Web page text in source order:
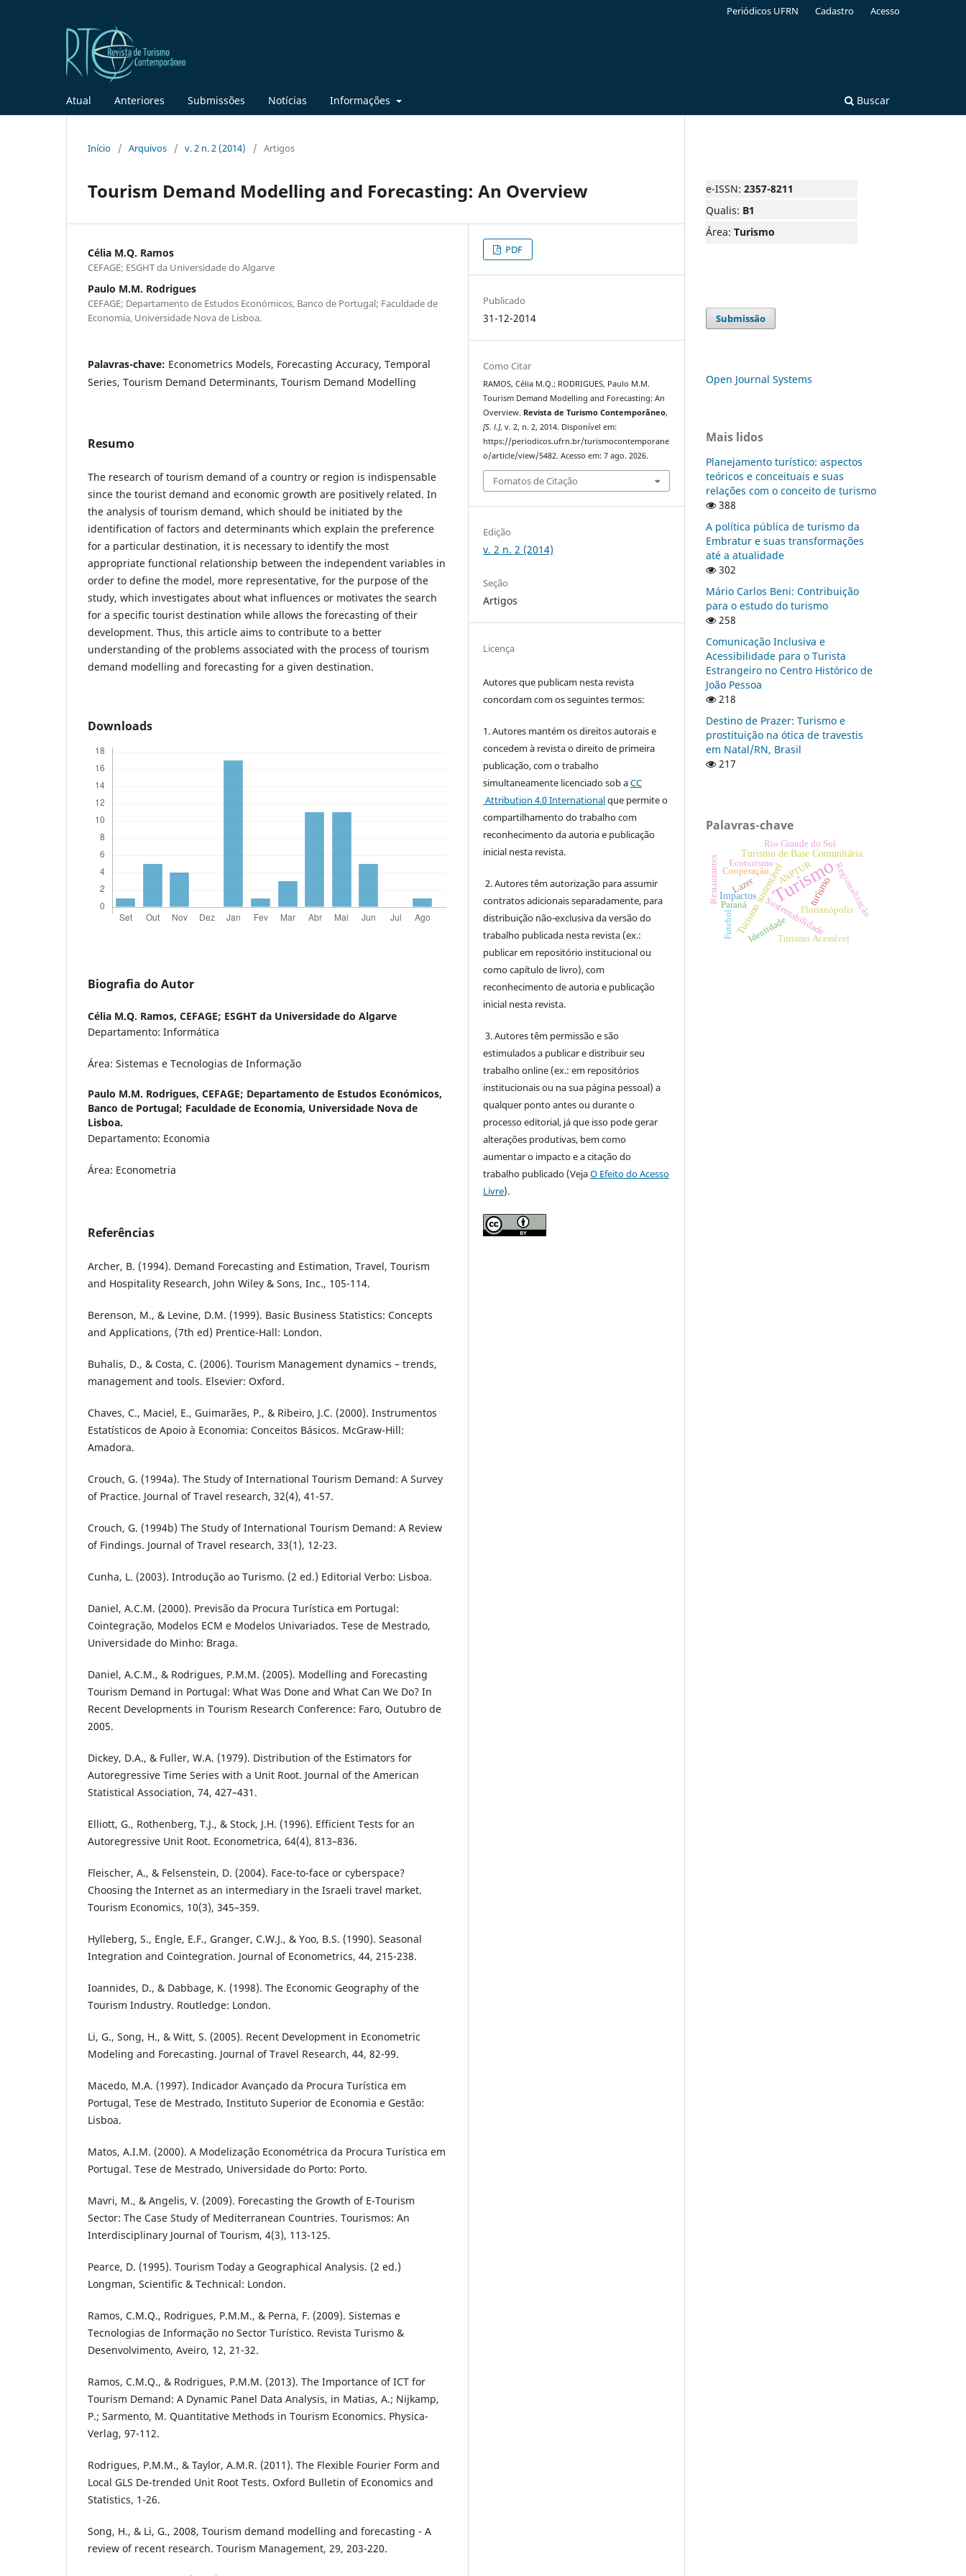
Atual Anteriores Submissões Notícias Informações Buscar
Periódicos UFRN Cadastro Acesso
Início / Arquivos / v. 2 n. 2 (2014) / Artigos
Tourism Demand Modelling and Forecasting: An Overview
Célia M.Q. Ramos
CEFAGE; ESGHT da Universidade do Algarve
Paulo M.M. Rodrigues
CEFAGE; Departamento de Estudos Económicos, Banco de Portugal; Faculdade de
Economia, Universidade Nova de Lisboa.
Palavras-chave: Econometrics Models, Forecasting Accuracy, Temporal
Series, Tourism Demand Determinants, Tourism Demand Modelling
Resumo
The research of tourism demand of a country or region is indispensable
since the tourist demand and economic growth are positively related. In
the analysis of tourism demand, which should be initiated by the
identification of factors and determinants which explain the preference
for a particular destination, it is necessary to identify the most
appropriate functional relationship between the independent variables in
order to define the model, more representative, for the purpose of the
study, which investigates about what influences or motivates the search
for a specific tourist destination while allows the forecasting of their
development. Thus, this article aims to contribute to a better
understanding of the problems associated with the process of tourism
demand modelling and forecasting for a given destination.
Downloads
Biografia do Autor
Célia M.Q. Ramos, CEFAGE; ESGHT da Universidade do Algarve
Departamento: Informática
Área: Sistemas e Tecnologias de Informação
Paulo M.M. Rodrigues, CEFAGE; Departamento de Estudos Económicos,
Banco de Portugal; Faculdade de Economia, Universidade Nova de
Lisboa.
Departamento: Economia
Área: Econometria
Referências
Archer, B. (1994). Demand Forecasting and Estimation, Travel, Tourism
and Hospitality Research, John Wiley & Sons, Inc., 105-114.
Berenson, M., & Levine, D.M. (1999). Basic Business Statistics: Concepts
and Applications, (7th ed) Prentice-Hall: London.
Buhalis, D., & Costa, C. (2006). Tourism Management dynamics – trends,
management and tools. Elsevier: Oxford.
Chaves, C., Maciel, E., Guimarães, P., & Ribeiro, J.C. (2000). Instrumentos
Estatísticos de Apoio à Economia: Conceitos Básicos. McGraw-Hill:
Amadora.
Crouch, G. (1994a). The Study of International Tourism Demand: A Survey
of Practice. Journal of Travel research, 32(4), 41-57.
Crouch, G. (1994b) The Study of International Tourism Demand: A Review
of Findings. Journal of Travel research, 33(1), 12-23.
Cunha, L. (2003). Introdução ao Turismo. (2 ed.) Editorial Verbo: Lisboa.
Daniel, A.C.M. (2000). Previsão da Procura Turística em Portugal:
Cointegração, Modelos ECM e Modelos Univariados. Tese de Mestrado,
Universidade do Minho: Braga.
Daniel, A.C.M., & Rodrigues, P.M.M. (2005). Modelling and Forecasting
Tourism Demand in Portugal: What Was Done and What Can We Do? In
Recent Developments in Tourism Research Conference: Faro, Outubro de
2005.
Dickey, D.A., & Fuller, W.A. (1979). Distribution of the Estimators for
Autoregressive Time Series with a Unit Root. Journal of the American
Statistical Association, 74, 427–431.
Elliott, G., Rothenberg, T.J., & Stock, J.H. (1996). Efficient Tests for an
Autoregressive Unit Root. Econometrica, 64(4), 813–836.
Fleischer, A., & Felsenstein, D. (2004). Face-to-face or cyberspace?
Choosing the Internet as an intermediary in the Israeli travel market.
Tourism Economics, 10(3), 345–359.
Hylleberg, S., Engle, E.F., Granger, C.W.J., & Yoo, B.S. (1990). Seasonal
Integration and Cointegration. Journal of Econometrics, 44, 215-238.
Ioannides, D., & Dabbage, K. (1998). The Economic Geography of the
Tourism Industry. Routledge: London.
Li, G., Song, H., & Witt, S. (2005). Recent Development in Econometric
Modeling and Forecasting. Journal of Travel Research, 44, 82-99.
Macedo, M.A. (1997). Indicador Avançado da Procura Turística em
Portugal, Tese de Mestrado, Instituto Superior de Economia e Gestão:
Lisboa.
Matos, A.I.M. (2000). A Modelização Econométrica da Procura Turística em
Portugal. Tese de Mestrado, Universidade do Porto: Porto.
Mavri, M., & Angelis, V. (2009). Forecasting the Growth of E-Tourism
Sector: The Case Study of Mediterranean Countries. Tourismos: An
Interdisciplinary Journal of Tourism, 4(3), 113-125.
Pearce, D. (1995). Tourism Today a Geographical Analysis. (2 ed.)
Longman, Scientific & Technical: London.
Ramos, C.M.Q., Rodrigues, P.M.M., & Perna, F. (2009). Sistemas e
Tecnologias de Informação no Sector Turístico. Revista Turismo &
Desenvolvimento, Aveiro, 12, 21-32.
Ramos, C.M.Q., & Rodrigues, P.M.M. (2013). The Importance of ICT for
Tourism Demand: A Dynamic Panel Data Analysis, in Matias, A.; Nijkamp,
P.; Sarmento, M. Quantitative Methods in Tourism Economics. Physica-
Verlag, 97-112.
Rodrigues, P.M.M., & Taylor, A.M.R. (2011). The Flexible Fourier Form and
Local GLS De-trended Unit Root Tests. Oxford Bulletin of Economics and
Statistics, 1-26.
Song, H., & Li, G., 2008, Tourism demand modelling and forecasting - A
review of recent research. Tourism Management, 29, 203-220.
PDF
Publicado
31-12-2014
Como Citar
RAMOS, Célia M.Q.; RODRIGUES, Paulo M.M.
Tourism Demand Modelling and Forecasting: An
Overview. Revista de Turismo Contemporâneo,
[S. l.], v. 2, n. 2, 2014. Disponível em:
https://periodicos.ufrn.br/turismocontemporane
o/article/view/5482. Acesso em: 7 ago. 2026.
Fomatos de Citação
Edição
v. 2 n. 2 (2014)
Seção
Artigos
Licença
Autores que publicam nesta revista
concordam com os seguintes termos:
1. Autores mantém os direitos autorais e
concedem à revista o direito de primeira
publicação, com o trabalho
simultaneamente licenciado sob aCC
Attribution 4.0 Internationalque permite o
compartilhamento do trabalho com
reconhecimento da autoria e publicação
inicial nesta revista.
2. Autores têm autorização para assumir
contratos adicionais separadamente, para
distribuição não-exclusiva da versão do
trabalho publicada nesta revista (ex.:
publicar em repositório institucional ou
como capítulo de livro), com
reconhecimento de autoria e publicação
inicial nesta revista.
3. Autores têm permissão e são
estimulados a publicar e distribuir seu
trabalho online (ex.: em repositórios
institucionais ou na sua página pessoal) a
qualquer ponto antes ou durante o
processo editorial, já que isso pode gerar
alterações produtivas, bem como
aumentar o impacto e a citação do
trabalho publicado (VejaO Efeito do Acesso
Livre).
e-ISSN: 2357-8211
Qualis: B1
Área: Turismo
Submissão
Open Journal Systems
Mais lidos
Planejamento turístico: aspectos
teóricos e conceituais e suas
relações com o conceito de turismo
388
A política pública de turismo da
Embratur e suas transformações
até a atualidade
302
Mário Carlos Beni: Contribuição
para o estudo do turismo
258
Comunicação Inclusiva e
Acessibilidade para o Turista
Estrangeiro no Centro Histórico de
João Pessoa
218
Destino de Prazer: Turismo e
prostituição na ótica de travestis
em Natal/RN, Brasil
217
Palavras-chave
Turismo
Turismo sustentável turismo
Impactos
Lazer
Sustentabilidade
Turismo de Base Comunitária
Ecoturismo
Florianópolis
Regionalização
Turismo Acessível
Restaurantes
Paraná
Identidade
Rio Grande do Sul
Futebol
ANPTUR
Cooperação